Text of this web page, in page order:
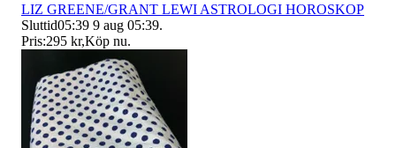
LIZ GREENE/GRANT LEWI ASTROLOGI HOROSKOP
Sluttid05:39 9 aug 05:39.
Pris:295 kr,Köp nu.